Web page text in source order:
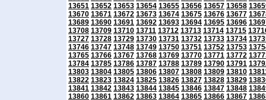
13651 13652 13653 13654 13655 13656 13657 13658
13670 13671 13672 13673 13674 13675 13676 13677
13689 13690 13691 13692 13693 13694 13695 13696
13708 13709 13710 13711 13712 13713 13714 13715
13727 13728 13729 13730 13731 13732 13733 13734
13746 13747 13748 13749 13750 13751 13752 13753
13765 13766 13767 13768 13769 13770 13771 13772
13784 13785 13786 13787 13788 13789 13790 13791
13803 13804 13805 13806 13807 13808 13809 13810
13822 13823 13824 13825 13826 13827 13828 13829
13841 13842 13843 13844 13845 13846 13847 13848
13860 13861 13862 13863 13864 13865 13866 13867